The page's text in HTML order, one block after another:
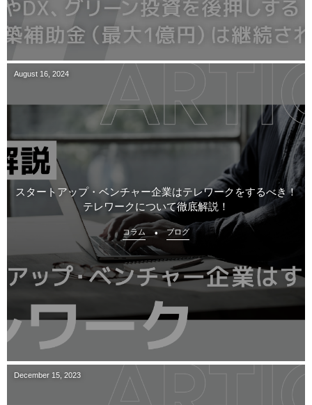
August 16, 2024
スタートアップ・ベンチャー企業はテレワークをするべき！
テレワークについて徹底解説！
コラム ブログ
December 15 2023